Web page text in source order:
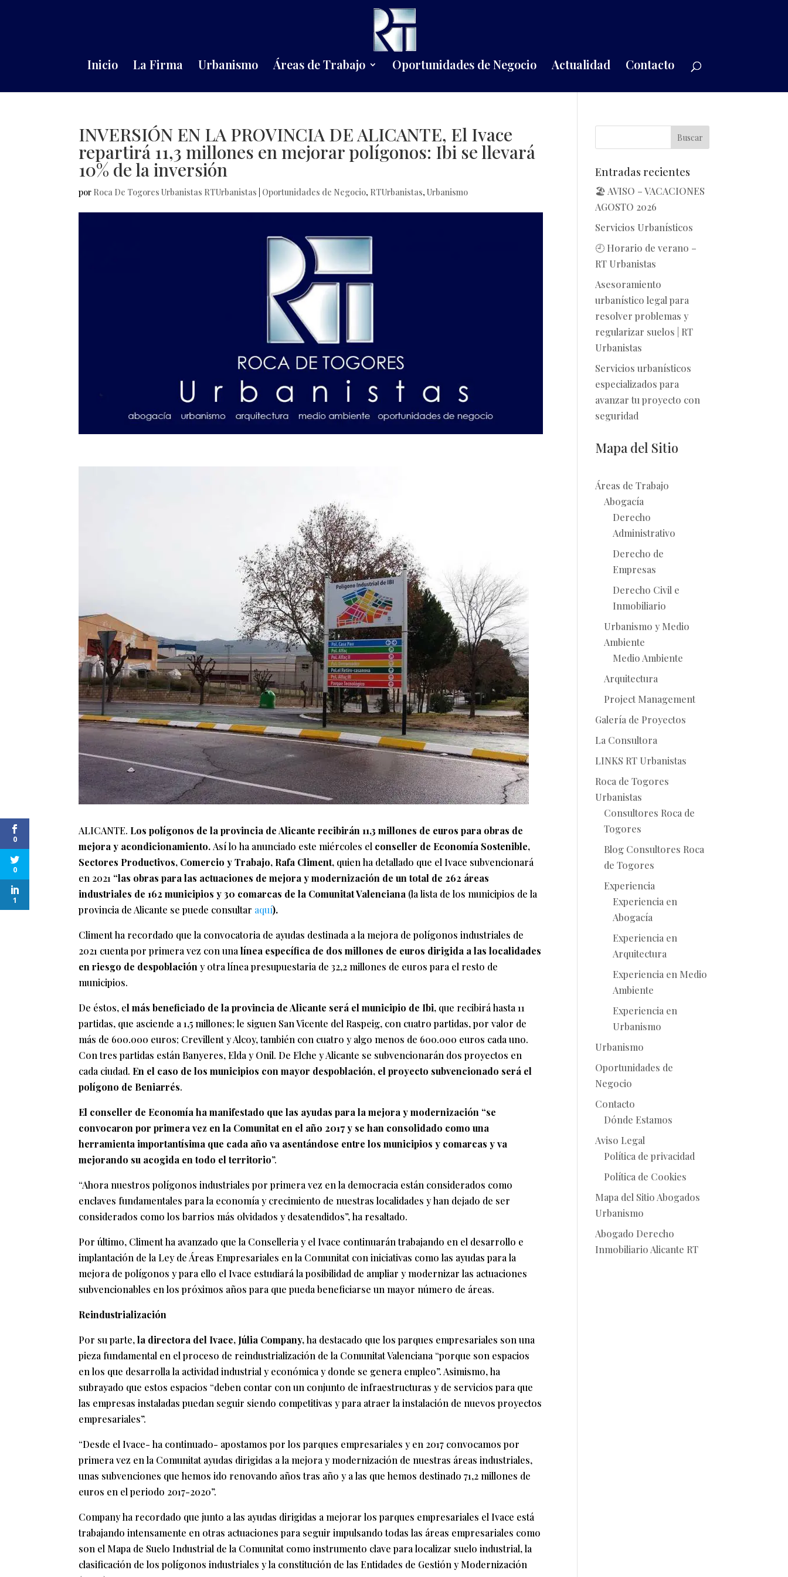
Inicio La Firma Urbanismo Áreas de Trabajo Oportunidades de Negocio Actualidad Contacto
INVERSIÓN EN LA PROVINCIA DE ALICANTE, El Ivace
repartirá 11,3 millones en mejorar polígonos: Ibi se llevará
10% de la inversión
por Roca De Togores Urbanistas RTUrbanistas Oportunidades de Negocio, RTUrbanistas,Urbanismo
ALICANTE. Los polígonos de la provincia de Alicante recibirán 11,3 millones de euros para obras de
mejora y acondicionamiento. Así lo ha anunciado este miércoles el conseller de Economía Sostenible,
Sectores Productivos, Comercio y Trabajo, Rafa Climent, quien ha detallado que el Ivace subvencionará
en 2021 “las obras para las actuaciones de mejora y modernización de un total de 262 áreas
industriales de 162 municipios y 30 comarcas de la Comunitat Valenciana (la lista de los municipios de la
provincia de Alicante se puede consultar aquí).
Climent ha recordado que la convocatoria de ayudas destinada a la mejora de polígonos industriales de
2021 cuenta por primera vez con unalínea específica de dos millones de euros dirigida a las localidades
en riesgo de despoblacióny otra línea presupuestaria de 32,2 millones de euros para el resto de
municipios.
De éstos, el más beneficiado de la provincia de Alicante será el municipio de Ibi, que recibirá hasta 11
partidas, que asciende a 1,5 millones; le siguen San Vicente del Raspeig, con cuatro partidas, por valor de
más de 600.000 euros; Crevillent y Alcoy, también con cuatro y algo menos de 600.000 euros cada uno.
Con tres partidas están Banyeres, Elda y Onil. De Elche y Alicante se subvencionarán dos proyectos en
cada ciudad. En el caso de los municipios con mayor despoblación, el proyecto subvencionado será el
polígono de Beniarrés.
El conseller de Economía ha manifestado que las ayudas para la mejora y modernización “se
convocaron por primera vez en la Comunitat en el año 2017 y se han consolidado como una
herramienta importantísima que cada año va asentándose entre los municipios y comarcas y va
mejorando su acogida en todo el territorio”.
“Ahora nuestros polígonos industriales por primera vez en la democracia están considerados como
enclaves fundamentales para la economía y crecimiento de nuestras localidades y han dejado de ser
considerados como los barrios más olvidados y desatendidos”, ha resaltado.
Por último, Climent ha avanzado que la Conselleria y el Ivace continuarán trabajando en el desarrollo e
implantación de la Ley de Áreas Empresariales en la Comunitat con iniciativas como las ayudas para la
mejora de polígonos y para ello el Ivace estudiará la posibilidad de ampliar y modernizar las actuaciones
subvencionables en los próximos años para que pueda beneficiarse un mayor número de áreas.
Reindustrialización
Por su parte,la directora del Ivace, Júlia Company,ha destacado que los parques empresariales son una
pieza fundamental en el proceso de reindustrialización de la Comunitat Valenciana “porque son espacios
en los que desarrolla la actividad industrial y económica y donde se genera empleo”. Asimismo, ha
subrayado que estos espacios “deben contar con un conjunto de infraestructuras y de servicios para que
las empresas instaladas puedan seguir siendo competitivas y para atraer la instalación de nuevos proyectos
empresariales”.
“Desde el Ivace- ha continuado- apostamos por los parques empresariales y en 2017 convocamos por
primera vez en la Comunitat ayudas dirigidas a la mejora y modernización de nuestras áreas industriales,
unas subvenciones que hemos ido renovando años tras año y a las que hemos destinado 71,2 millones de
euros en el periodo 2017-2020”.
Company ha recordado que junto a las ayudas dirigidas a mejorar los parques empresariales el Ivace está
trabajando intensamente en otras actuaciones para seguir impulsando todas las áreas empresariales como
son el Mapa de Suelo Industrial de la Comunitat como instrumento clave para localizar suelo industrial, la
clasificación de los polígonos industriales y la constitución de las Entidades de Gestión y Modernización
Entradas recientes
🏖️ AVISO – VACACIONES
AGOSTO 2026
Servicios Urbanísticos
🕘 Horario de verano –
RT Urbanistas
Asesoramiento
urbanístico legal para
resolver problemas y
regularizar suelos | RT
Urbanistas
Servicios urbanísticos
especializados para
avanzar tu proyecto con
seguridad
Mapa del Sitio
Áreas de Trabajo
Abogacía
Derecho
Administrativo
Derecho de
Empresas
Derecho Civil e
Inmobiliario
Urbanismo y Medio
Ambiente
Medio Ambiente
Arquitectura
Project Management
Galería de Proyectos
La Consultora
LINKS RT Urbanistas
Roca de Togores
Urbanistas
Consultores Roca de
Togores
Blog Consultores Roca
de Togores
Experiencia
Experiencia en
Abogacía
Experiencia en
Arquitectura
Experiencia en Medio
Ambiente
Experiencia en
Urbanismo
Urbanismo
Oportunidades de
Negocio
Contacto
Dónde Estamos
Aviso Legal
Política de privacidad
Política de Cookies
Mapa del Sitio Abogados
Urbanismo
Abogado Derecho
Inmobiliario Alicante RT
0
0
1